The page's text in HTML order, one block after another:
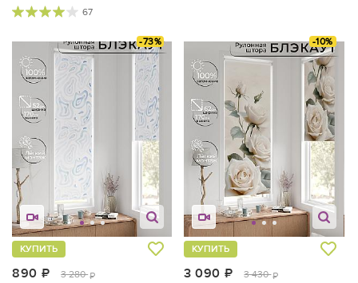
67
-73%
890 руб.
3 280 руб.
КУПИТЬ
-10%
3 090 руб.
3 430 руб.
КУПИТЬ